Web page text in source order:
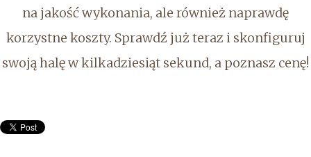
na jakość wykonania, ale również naprawdę
korzystne koszty. Sprawdź już teraz i skonfiguruj
swoją halę w kilkadziesiąt sekund, a poznasz cenę!